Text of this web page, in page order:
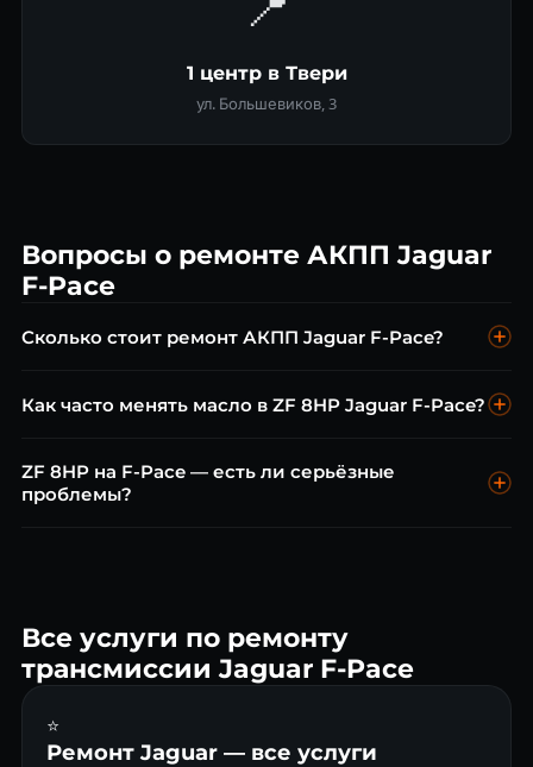
1 центр в Твери
ул. Большевиков, 3
Вопросы о ремонте АКПП Jaguar
F-Pace
Сколько стоит ремонт АКПП Jaguar F-Pace?
8 000 ₽. Ремонт мехатроника ZF 8HP от 20 000 ₽.
Как часто менять масло в ZF 8HP Jaguar F-Pace?
городском режиме и коротких поездках — каждые 40
000–50 000 км.
ZF 8HP на F-Pace — есть ли серьёзные
проблемы?
Все услуги по ремонту
трансмиссии Jaguar F-Pace
⭐
Ремонт Jaguar — все услуги